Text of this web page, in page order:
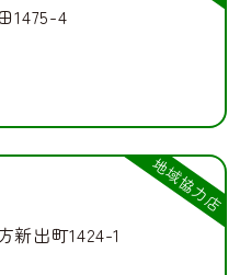
1475-4
地域協力店
新出町1424-1